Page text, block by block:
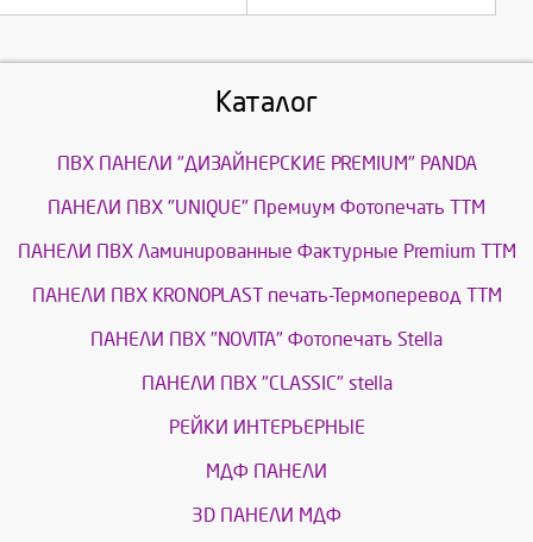
Каталог
ПВХ ПАНЕЛИ "ДИЗАЙНЕРСКИЕ PREMIUM" PANDA
ПАНЕЛИ ПВХ "UNIQUE" Премиум Фотопечать ТТМ
ПАНЕЛИ ПВХ Ламинированные Фактурные Premium ТТМ
ПАНЕЛИ ПВХ KRONOPLAST печать-Термоперевод ТТМ
ПАНЕЛИ ПВХ "NOVITA" Фотопечать Stella
ПАНЕЛИ ПВХ "CLASSIC" stella
РЕЙКИ ИНТЕРЬЕРНЫЕ
МДФ ПАНЕЛИ
3D ПАНЕЛИ МДФ